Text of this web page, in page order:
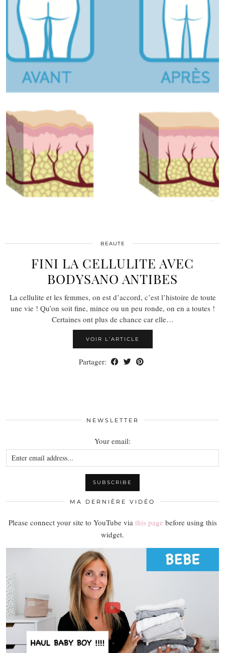
BEAUTE
FINI LA CELLULITE AVEC
BODYSANO ANTIBES
La cellulite et les femmes, on est d’accord, c’est l’histoire de toute
une vie ! Qu’on soit fine, mince ou un peu ronde, on en a toutes !
Certaines ont plus de chance car elle…
VOIR L’ARTICLE
Partager:
NEWSLETTER
Your email:
MA DERNIÈRE VIDÉO
Please connect your site to YouTube via this page before using this
widget.